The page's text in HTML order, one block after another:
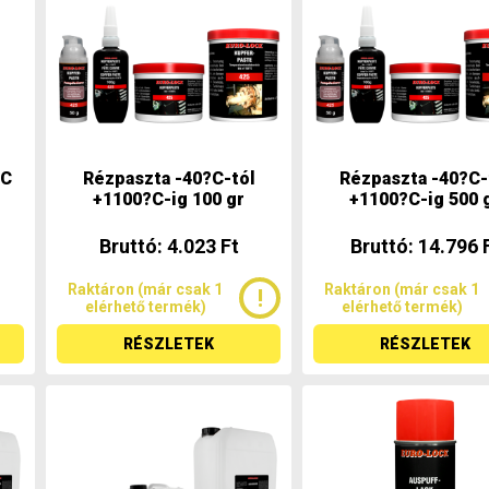
Rézpaszta -40?C-tól
+1100?C-ig 100 gr
Bruttó: 4.023 Ft
Raktáron (már csak 1
elérhető termék)
RÉSZLETEK
Rézpaszta -
+1100?C-ig 500
Bruttó: 14.796
Raktáron (már csak 1
elérhető termék)
RÉSZLETEK